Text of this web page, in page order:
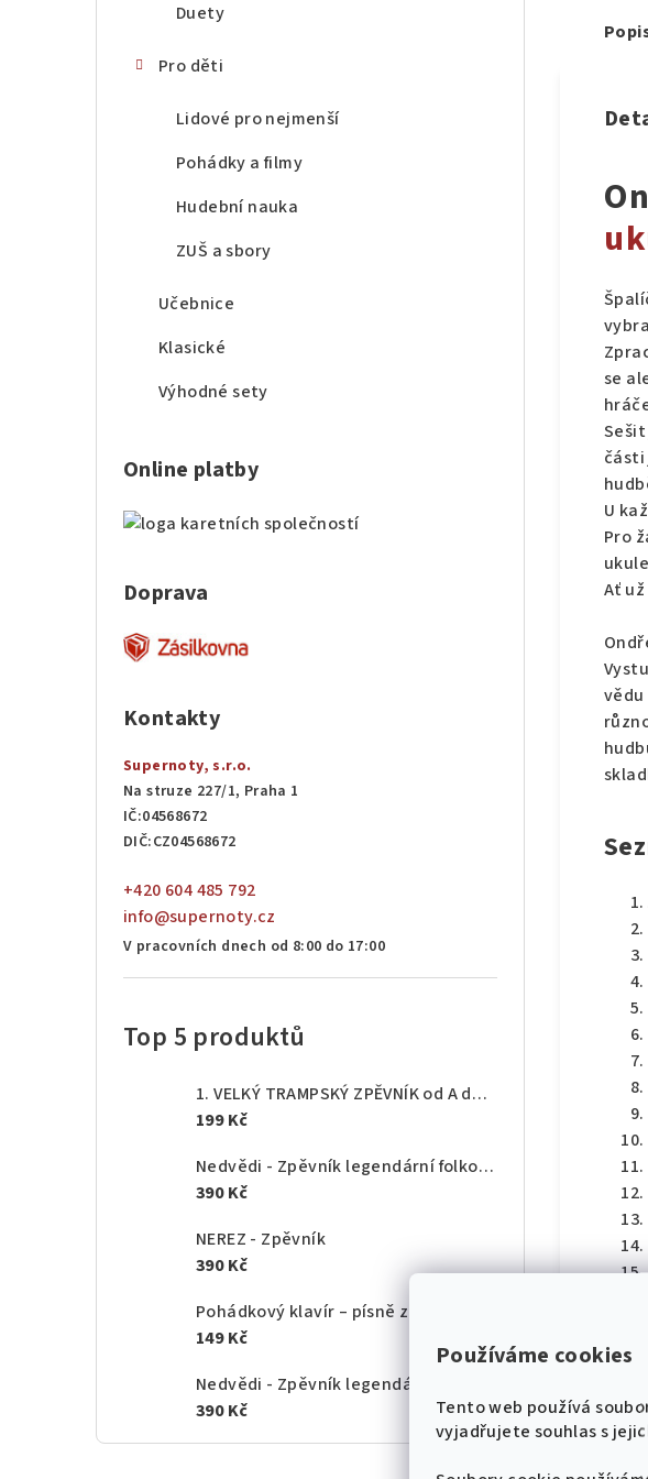
Používáme cookies
Tento web používá
vyjadřujete souhlas s
Duety
Pro děti
Lidové pro nejmenší
Pohádky a filmy
Hudební nauka
ZUŠ a sbory
Učebnice
Klasické
Výhodné sety
Online platby
Doprava
Kontakty
Supernoty, s.r.o.
Na struze 227/1, Praha 1
IČ:04568672
DIČ:CZ04568672
+420 604 485 792
info@supernoty.cz
V pracovních dnech od 8:00 do 17:00
Top 5 produktů
1. VELKÝ TRAMPSKÝ ZPĚVNÍK od A do Z - texty akordy
199 Kč
Nedvědi - Zpěvník legendární folkové rodiny - 1.díl
390 Kč
NEREZ - Zpěvník
390 Kč
149 Kč
390 Kč
se
části
U
Pro
Ať